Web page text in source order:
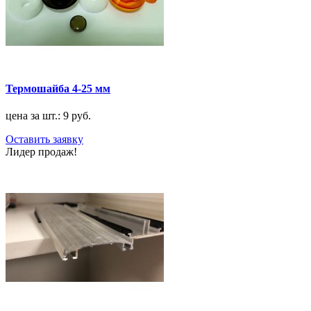
Термошайба 4-25 мм
цена за шт.: 9 руб.
Оставить заявку
Лидер продаж!